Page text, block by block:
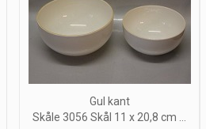
Gul kant
Skåle 3056 Skål 11 x 20,8 cm ...